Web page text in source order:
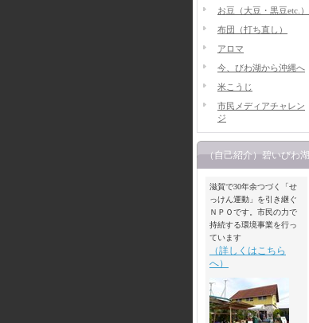
お豆（大豆・黒豆etc.）
布団（打ち直し）
アロマ
今、びわ湖から沖縄へ
米こうじ
市民メディアチャレン
ジ
（自己紹介）碧いびわ湖
滋賀で30年余つづく「せ
っけん運動」を引き継ぐ
ＮＰＯです。市民の力で
持続する環境事業を行っ
ています
（詳しくはこちら
へ）